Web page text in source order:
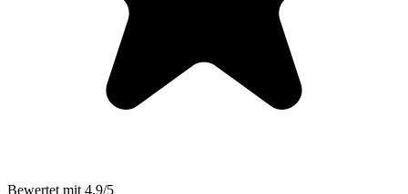
Bewertet mit 4,9/5